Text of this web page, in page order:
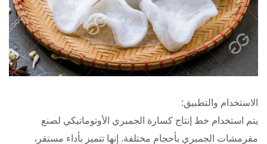
الاستخدام والتطبيق:
يتم استخدام خط إنتاج كسارة الجمبري الأوتوماتيكي لصنع
مقرمشات الجمبري بأحجام مختلفة. إنها تتميز بأداء مستقر،